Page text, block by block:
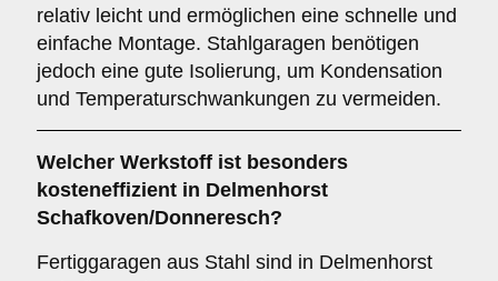
relativ leicht und ermöglichen eine schnelle und
einfache Montage. Stahlgaragen benötigen
jedoch eine gute Isolierung, um Kondensation
und Temperaturschwankungen zu vermeiden.
Welcher Werkstoff ist besonders
kosteneffizient in Delmenhorst
Schafkoven/Donneresch?
Fertiggaragen aus Stahl sind in Delmenhorst